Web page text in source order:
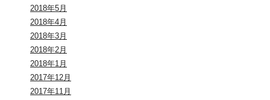
2018年5月
2018年4月
2018年3月
2018年2月
2018年1月
2017年12月
2017年11月